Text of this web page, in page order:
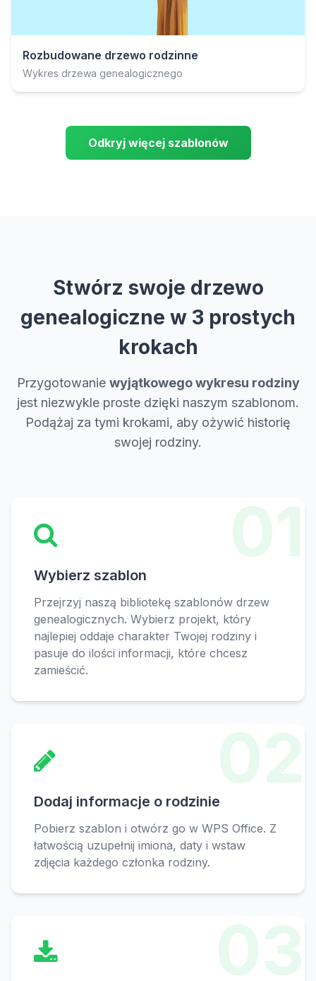
Rozbudowane drzewo rodzinne
Wykres drzewa genealogicznego
Odkryj więcej szablonów
Stwórz swoje drzewo
genealogiczne w 3 prostych
krokach
Przygotowanie wyjątkowego wykresu rodziny
jest niezwykle proste dzięki naszym szablonom.
Podążaj za tymi krokami, aby ożywić historię
swojej rodziny.
Wybierz szablon
Przejrzyj naszą bibliotekę szablonów drzew
genealogicznych. Wybierz projekt, który
najlepiej oddaje charakter Twojej rodziny i
pasuje do ilości informacji, które chcesz
zamieścić.
Dodaj informacje o rodzinie
Pobierz szablon i otwórz go w WPS Office. Z
łatwością uzupełnij imiona, daty i wstaw
zdjęcia każdego członka rodziny.